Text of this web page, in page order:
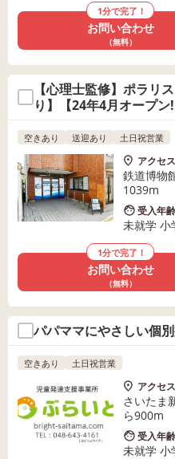
1分で完了！
お問い合わせ
（無料）
【心理士監修】ポラリ
り】【24年4月オープン!!
空きあり 送迎あり 土日祝営業
アクセス
鉄道博物
1039m
受入年齢
未就学 小
1分で完了！
お問い合わせ
（無料）
パパママにやさしい個
空きあり 土日祝営業
アクセス
さいたま
ら900m
受入年齢
未就学 小